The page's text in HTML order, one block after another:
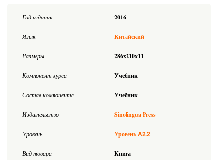
Год издания 2016
Язык Китайский
Размеры 286x210x11
Компонент курса Учебник
Состав компонента Учебник
Издательство Sinolingua Press
Уровень УровеньA2.2
Вид товара Книга